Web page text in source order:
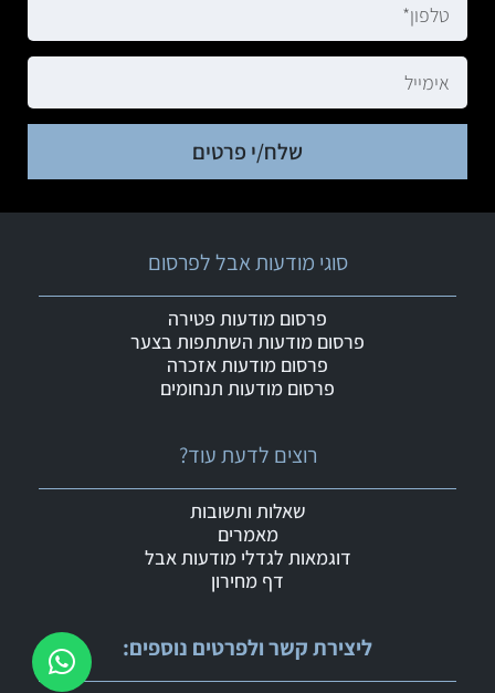
שלח/י פרטים
ליצירת קשר ולפרטים נוספים:
רוצים לדעת עוד?
שאלות ותשובות
מאמרים
דוגמאות לגדלי מודעות אבל
דף מחירון
סוגי מודעות אבל לפרסום
פרסום מודעות פטירה
פרסום מודעות השתתפות בצער
פרסום מודעות אזכרה
פרסום מודעות תנחומים